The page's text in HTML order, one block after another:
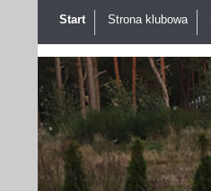
Start Strona klubowa